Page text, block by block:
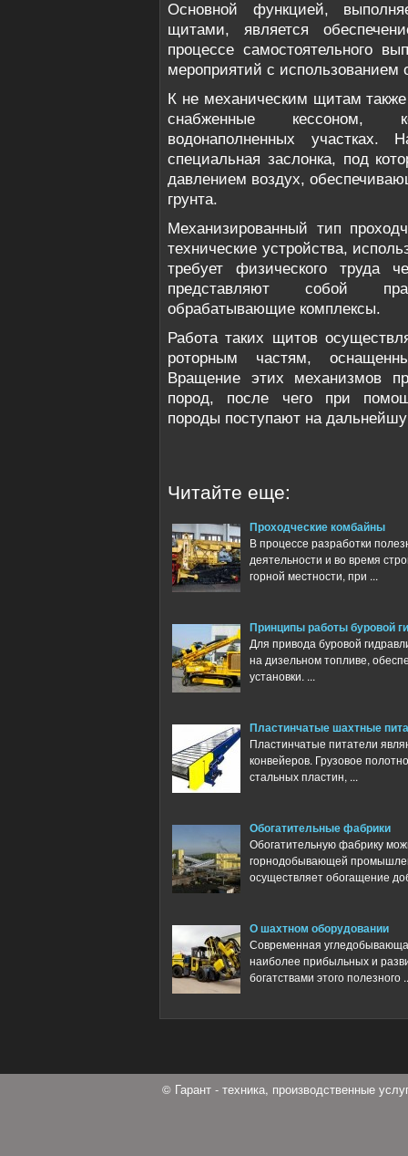
Основной функцией,
щитами, является
процессе самостоятельного
мероприятий с использованием
К не механическим щитам
снабженные кессоном,
водонаполненных участках.
специальная заслонка, под
давлением воздух,
грунта.
Механизированный тип
технические устройства,
требует физического труда
представляют собой
обрабатывающие комплексы.
Работа таких щитов
роторным частям,
Вращение этих механизмов
пород, после чего при
породы поступают на
Читайте еще:
Проходческие комбайны
В процессе разработки
деятельности и во время
горной местности, при ...
Принципы работы буровой
Для привода буровой
на дизельном топливе,
установки. ...
Пластинчатые шахтные
Пластинчатые питатели
конвейеров. Грузовое
стальных пластин, ...
Обогатительные фабрики
Обогатительную фабрику
горнодобывающей
осуществляет обогащение
О шахтном оборудовании
Современная
наиболее прибыльных и
богатствами этого полезного
© Гарант - техника, производственные